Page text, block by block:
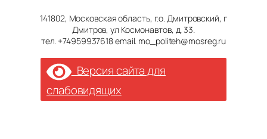
141802, Московская область, г.о. Дмитровский, г
Дмитров, ул Космонавтов, д. 33.
тел. +74959937618 email. mo_politeh@mosreg.ru
Версия сайта для
слабовидящих